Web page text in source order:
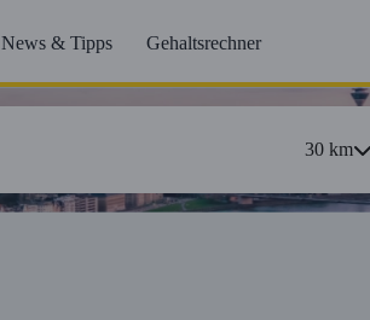
News & Tipps Gehaltsrechner
30km